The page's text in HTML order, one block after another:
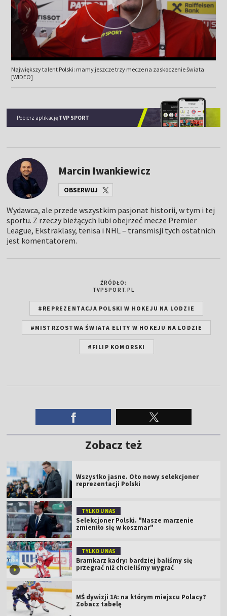
Największy talent Polski: mamy jeszcze trzy mecze na zaskoczenie świata
[WIDEO]
Pobierz aplikację TVP SPORT
Marcin Iwankiewicz
OBSERWUJ
Wydawca, ale przede wszystkim pasjonat historii, w tym i tej
sportu. Z rzeczy bieżących lubi obejrzeć mecze Premier
League, Ekstraklasy, tenisa i NHL – transmisji tych ostatnich
jest komentatorem.
ŹRÓDŁO:
TVPSPORT.PL
#REPREZENTACJA POLSKI W HOKEJU NA LODZIE
#MISTRZOSTWA ŚWIATA ELITY W HOKEJU NA LODZIE
#FILIP KOMORSKI
Zobacz też
Wszystko jasne. Oto nowy selekcjoner
reprezentacji Polski
TYLKO U NAS
Selekcjoner Polski. "Nasze marzenie
zmieniło się w koszmar"
TYLKO U NAS
Bramkarz kadry: bardziej baliśmy się
przegrać niż chcieliśmy wygrać
MŚ dywizji 1A: na którym miejscu Polacy?
Zobacz tabelę